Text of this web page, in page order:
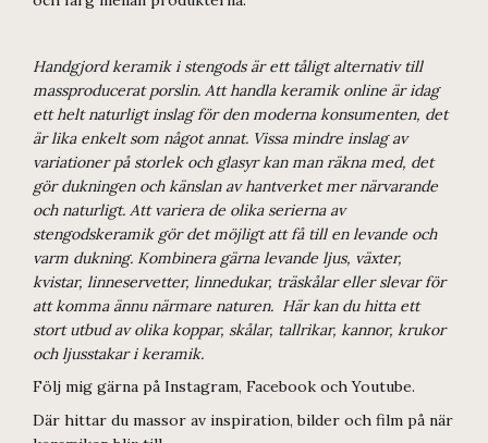
Handgjord keramik i stengods är ett tåligt alternativ till
massproducerat porslin. Att handla keramik online är idag
ett helt naturligt inslag för den moderna konsumenten, det
är lika enkelt som något annat. Vissa mindre inslag av
variationer på storlek och glasyr kan man räkna med, det
gör dukningen och känslan av hantverket mer närvarande
och naturligt. Att variera de olika serierna av
stengodskeramik gör det möjligt att få till en levande och
varm dukning. Kombinera gärna levande ljus, växter,
kvistar, linneservetter, linnedukar, träskålar eller slevar för
att komma ännu närmare naturen. Här kan du hitta ett
stort utbud av olika koppar, skålar, tallrikar, kannor, krukor
och ljusstakar i keramik.
Följ mig gärna på Instagram, Facebook och Youtube.
Där hittar du massor av inspiration, bilder och film på när